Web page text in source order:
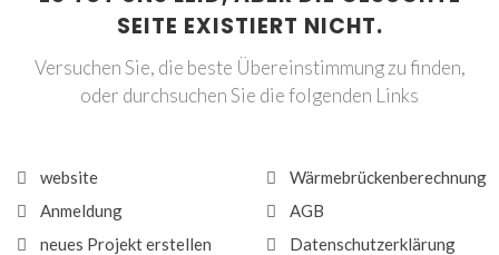
SEITE EXISTIERT NICHT.
Versuchen Sie, die beste Übereinstimmung zu finden,
oder durchsuchen Sie die folgenden Links
website
Anmeldung
neues Projekt erstellen
Wärmebrückenberechnung
AGB
Datenschutzerklärung